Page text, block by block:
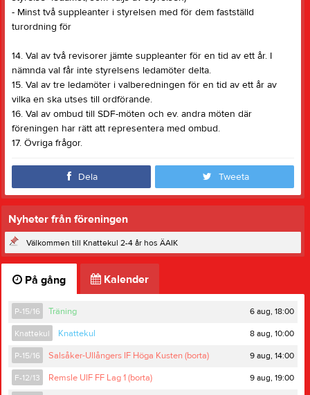
- Minst två suppleanter i styrelsen med för dem fastställd
turordning för
14. Val av två revisorer jämte suppleanter för en tid av ett år. I
nämnda val får inte styrelsens ledamöter delta.
15. Val av tre ledamöter i valberedningen för en tid av ett år av
vilka en ska utses till ordförande.
16. Val av ombud till SDF-möten och ev. andra möten där
föreningen har rätt att representera med ombud.
17. Övriga frågor.
Dela Tweeta
Nyheter från föreningen
Välkommen till Knattekul 2-4 år hos ÄAIK
På gång Kalender
P-15/16 Träning 6 aug, 18:00
Knattekul Knattekul 8 aug, 10:00
P-15/16 Salsåker-Ullångers IF Höga Kusten (borta) 9 aug, 14:00
F-12/13 Remsle UIF FF Lag 1 (borta) 9 aug, 19:00